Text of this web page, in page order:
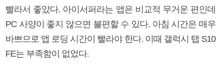
빨라서 좋았다. 아이서퍼라는 앱은 비교적 무거운 편인데
PC 사양이 좋지 않으면 불편할 수 있다. 아침 시간은 매우
바쁘므로 앱 로딩 시간이 빨라야 한다. 이때 갤럭시 탭 S10
FE는 부족함이 없었다.